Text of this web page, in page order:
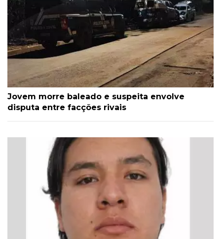
Jovem morre baleado e suspeita envolve
disputa entre facções rivais